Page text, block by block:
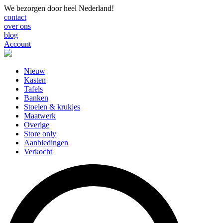
We bezorgen door heel Nederland!
contact
over ons
blog
Account
Nieuw
Kasten
Tafels
Banken
Stoelen & krukjes
Maatwerk
Overige
Store only
Aanbiedingen
Verkocht